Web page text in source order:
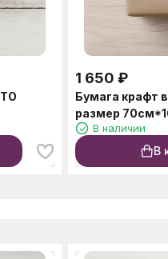
1 650 ₽
Бумага крафт
размер
В наличии
В